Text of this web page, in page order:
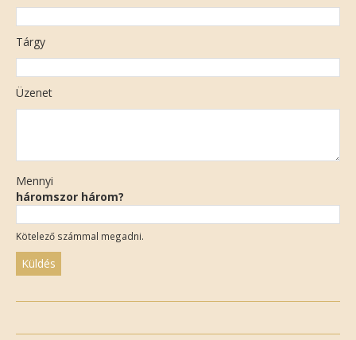
Tárgy
Üzenet
Mennyi
háromszor három?
Kötelező számmal megadni.